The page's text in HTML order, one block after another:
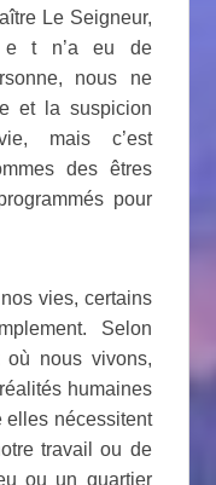
Le Seigneur,
e t n’a eu de
nous ne
et la suspicion
mais c’est
des êtres
pour
vies, certains
Selon
où nous vivons,
humaines
elles nécessitent
travail ou de
ou un quartier